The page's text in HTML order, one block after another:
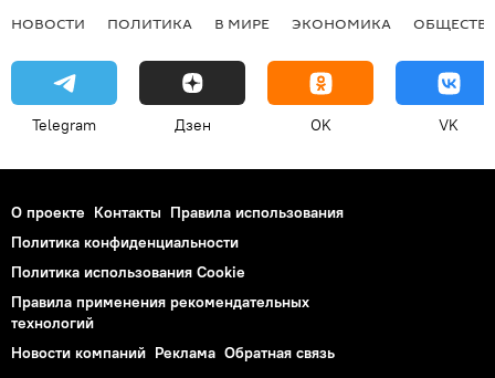
НОВОСТИ ПОЛИТИКА В МИРЕ ЭКОНОМИКА
Telegram Дзен OK VK
О проекте Контакты Правила использования
Политика конфиденциальности
Политика использования Cookie
Правила применения рекомендательных
технологий
Новости компаний Реклама Обратная связь